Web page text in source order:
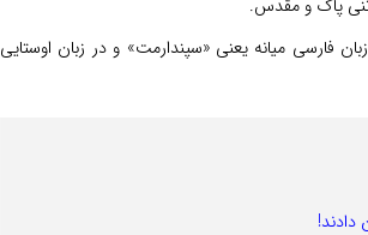
پاک و مقدس.
فارسی میانه یعنی «سپندارمت» و در زبان اوستایی